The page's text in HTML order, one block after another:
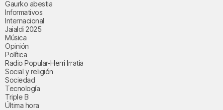
Gaurko abestia
Informativos
Internacional
Jaialdi 2025
Música
Opinión
Política
Radio Popular-Herri Irratia
Social y religión
Sociedad
Tecnología
Triple B
Última hora